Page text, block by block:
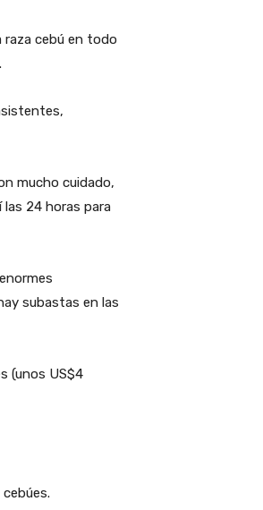
raza cebú en todo
mucho cuidado,
24 horas para
subastas en las
(unos US$4